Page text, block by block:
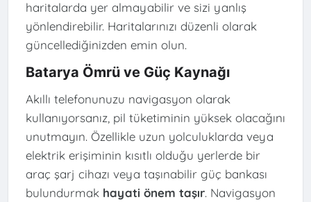
haritalarda yer almayabilir ve sizi yanlış
yönlendirebilir. Haritalarınızı düzenli olarak
güncellediğinizden emin olun.
Batarya Ömrü ve Güç Kaynağı
Akıllı telefonunuzu navigasyon olarak
kullanıyorsanız, pil tüketiminin yüksek olacağını
unutmayın. Özellikle uzun yolculuklarda veya
elektrik erişiminin kısıtlı olduğu yerlerde bir
araç şarj cihazı veya taşınabilir güç bankası
bulundurmak hayati önem taşır. Navigasyon